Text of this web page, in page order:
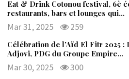
Eat & Drink Cotonou festival, 6è
restaurants, bars et lounges qui…
Mar 31, 2025 259
Célébration de l’Aïd El Fitr 2025
Adjovi, PDG du Groupe Empire…
Mar 30, 2025 300